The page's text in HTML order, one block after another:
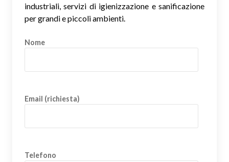
industriali, servizi di igienizzazione e sanificazione
per grandi e piccoli ambienti.
Nome
Email (richiesta)
Telefono